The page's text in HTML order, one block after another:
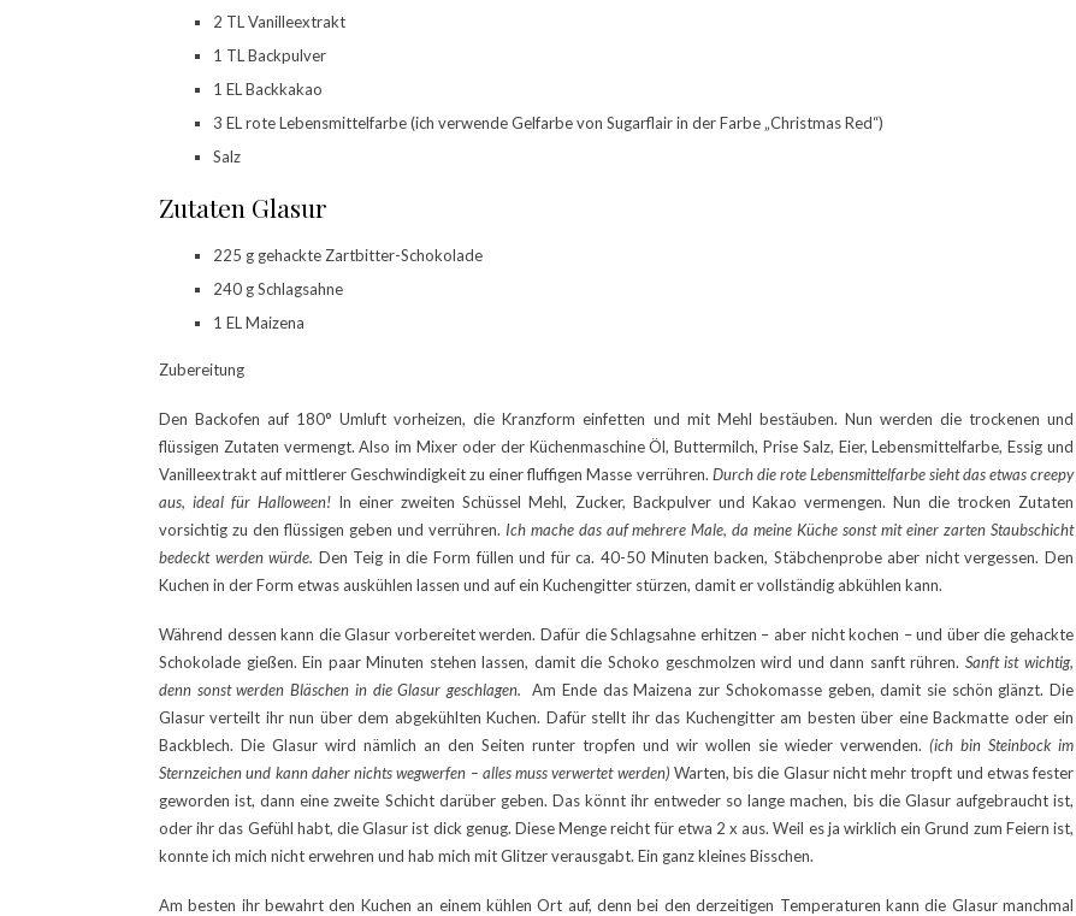
2 TL Vanilleextrakt
1 TL Backpulver
1 EL Backkakao
3 EL rote Lebensmittelfarbe (ich verwende Gelfarbe von Sugarflair in der Farbe „Christmas Red“)
Salz
Zutaten Glasur
225 g gehackte Zartbitter-Schokolade
240 g Schlagsahne
1 EL Maizena
Zubereitung
Den Backofen auf 180° Umluft vorheizen, die Kranzform einfetten und mit Mehl bestäuben. Nun werden die trockenen und
flüssigen Zutaten vermengt. Also im Mixer oder der Küchenmaschine Öl, Buttermilch, Prise Salz, Eier, Lebensmittelfarbe, Essig und
Vanilleextrakt auf mittlerer Geschwindigkeit zu einer fluffigen Masse verrühren. Durch die rote Lebensmittelfarbe sieht das etwas creepy
aus, ideal für Halloween! In einer zweiten Schüssel Mehl, Zucker, Backpulver und Kakao vermengen. Nun die trocken Zutaten
vorsichtig zu den flüssigen geben und verrühren. Ich mache das auf mehrere Male, da meine Küche sonst mit einer zarten Staubschicht
bedeckt werden würde. Den Teig in die Form füllen und für ca. 40-50 Minuten backen, Stäbchenprobe aber nicht vergessen. Den
Kuchen in der Form etwas auskühlen lassen und auf ein Kuchengitter stürzen, damit er vollständig abkühlen kann.
Während dessen kann die Glasur vorbereitet werden. Dafür die Schlagsahne erhitzen – aber nicht kochen – und über die gehackte
Schokolade gießen. Ein paar Minuten stehen lassen, damit die Schoko geschmolzen wird und dann sanft rühren. Sanft ist wichtig,
denn sonst werden Bläschen in die Glasur geschlagen. Am Ende das Maizena zur Schokomasse geben, damit sie schön glänzt. Die
Glasur verteilt ihr nun über dem abgekühlten Kuchen. Dafür stellt ihr das Kuchengitter am besten über eine Backmatte oder ein
Backblech. Die Glasur wird nämlich an den Seiten runter tropfen und wir wollen sie wieder verwenden. (ich bin Steinbock im
Sternzeichen und kann daher nichts wegwerfen – alles muss verwertet werden) Warten, bis die Glasur nicht mehr tropft und etwas fester
geworden ist, dann eine zweite Schicht darüber geben. Das könnt ihr entweder so lange machen, bis die Glasur aufgebraucht ist,
oder ihr das Gefühl habt, die Glasur ist dick genug. Diese Menge reicht für etwa 2 x aus. Weil es ja wirklich ein Grund zum Feiern ist,
konnte ich mich nicht erwehren und hab mich mit Glitzer verausgabt. Ein ganz kleines Bisschen.
Am besten ihr bewahrt den Kuchen an einem kühlen Ort auf, denn bei den derzeitigen Temperaturen kann die Glasur manchmal